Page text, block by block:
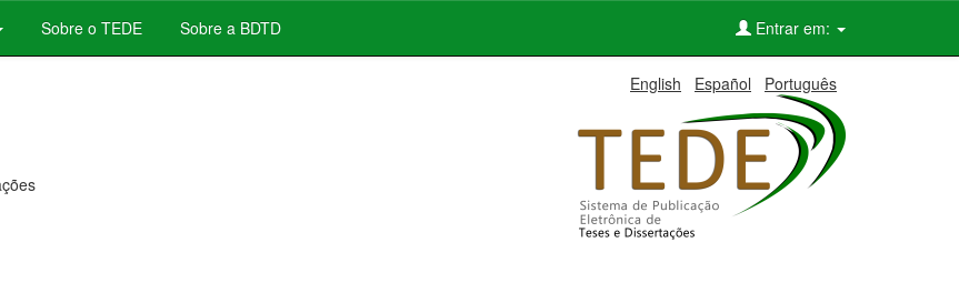
Sobre o TEDE Sobre a BDTD Entrar em:
English Español Português